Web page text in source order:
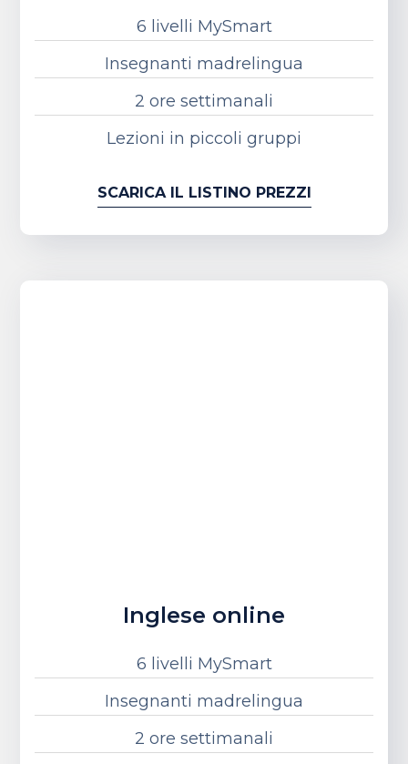
6 livelli MySmart
Insegnanti madrelingua
2 ore settimanali
Lezioni in piccoli gruppi
SCARICA IL LISTINO PREZZI
Inglese online
6 livelli MySmart
Insegnanti madrelingua
2 ore settimanali